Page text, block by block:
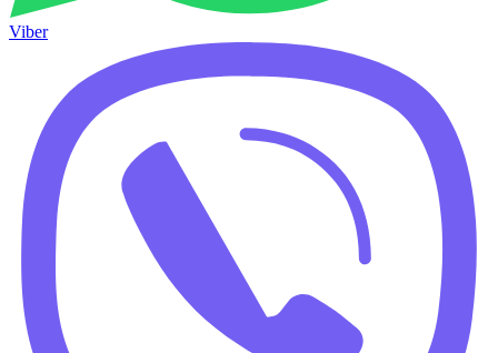
Viber